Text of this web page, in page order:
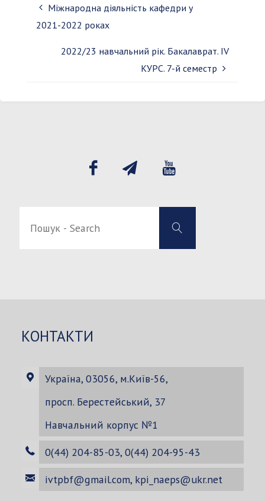
Міжнародна діяльність кафедри у
2021-2022 роках
2022/23 навчальний рік. Бакалаврат. ІV
КУРС. 7-й семестр
Search
Пошук
Search
КОНТАКТИ
Україна, 03056, м.Київ-56,
просп. Берестейський, 37
Навчальний корпус №1
0(44) 204-85-03, 0(44) 204-95-43
ivtpbf@gmail.com, kpi_naeps@ukr.net